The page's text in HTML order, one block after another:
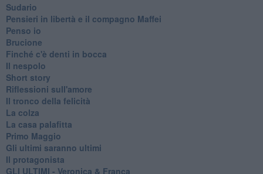
Sudario
Pensieri in libertà e il compagno Maffei
Penso io
Brucione
Finché c'è denti in bocca
Il nespolo
Short story
Riflessioni sull'amore
Il tronco della felicità
La colza
La casa palafitta
Primo Maggio
Gli ultimi saranno ultimi
Il protagonista
GLI ULTIMI - Veronica & Franca